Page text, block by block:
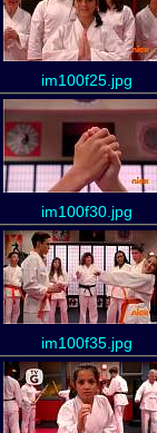
im100f25.jpg
im100f30.jpg
im100f35.jpg